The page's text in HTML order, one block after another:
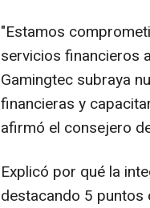
"Estamos
servicios financieros
Gamingtec subraya
financieras y
afirmó el consejero
Explicó por qué la
destacando 5 puntos